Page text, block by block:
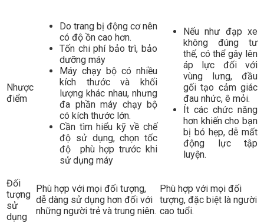
Nhược
điểm
Do trang bị động cơ nên
có độ ồn cao hơn.
Tốn chi phí bảo trì, bảo
dưỡng máy
Máy chạy bộ có nhiều
kích thước và khối
lượng khác nhau, nhưng
đa phần máy chạy bộ
có kích thước lớn.
Cần tìm hiểu kỹ về chế
độ sử dụng, chọn tốc
độ phù hợp trước khi
sử dụng máy
Nếu như đạp xe
không đúng tư
thế, có thể gây lên
áp lực đối với
vùng lưng, đầu
gối tạo cảm giác
đau nhức, ê mỏi.
Ít các chức năng
hơn khiến cho bạn
bị bó hẹp, dễ mất
động lực tập
luyện.
Đối
tượng
sử
dụng
Phù hợp với mọi đối tượng,
dễ dàng sử dụng hơn đối với
những người trẻ và trung niên.
Phù hợp với mọi đối
tượng, đặc biệt là người
cao tuổi.